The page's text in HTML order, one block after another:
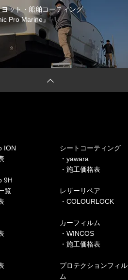
ヨット・船舶コーティング
Pro Marine』
ION
9H
覧
シートコーティング
・yawara
・施工価格表
レザーリペア
・COLOURLOCK
カーフィルム
・WINCOS
・施工価格表
プロテクションフィル
ム